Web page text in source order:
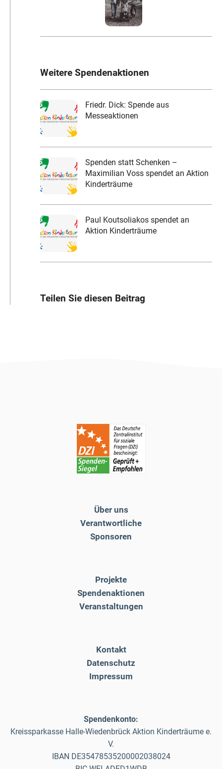
Weitere Spendenaktionen
Friedr. Dick: Spende aus
Messeaktionen
Spenden statt Schenken –
Maximilian Voss spendet an Aktion
Kinderträume
Paul Koutsoliakos spendet an
Aktion Kinderträume
Teilen Sie diesen Beitrag
Über uns
Verantwortliche
Sponsoren
Projekte
Spendenaktionen
Veranstaltungen
Kontakt
Datenschutz
Impressum
Spendenkonto:
Kreissparkasse Halle-Wiedenbrück Aktion Kinderträume e.
V.
IBAN DE35478535200002038024